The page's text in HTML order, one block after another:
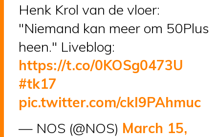
Henk Krol van de vloer:
"Niemand kan meer om 50Plus
heen." Liveblog:
https://t.co/0KOSg0473U
#tk17
pic.twitter.com/ckI9PAhmuc
— NOS (@NOS) March 15,